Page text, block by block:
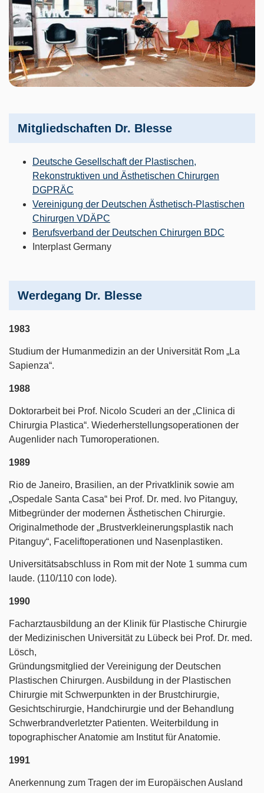
Mitgliedschaften Dr. Blesse
Deutsche Gesellschaft der Plastischen,
Rekonstruktiven und Ästhetischen Chirurgen
DGPRÄC
Vereinigung der Deutschen Ästhetisch-Plastischen
Chirurgen VDÄPC
Berufsverband der Deutschen Chirurgen BDC
Interplast Germany
Werdegang Dr. Blesse
1983
Studium der Humanmedizin an der Universität Rom „La
Sapienza“.
1988
Doktorarbeit bei Prof. Nicolo Scuderi an der „Clinica di
Chirurgia Plastica“. Wiederherstellungsoperationen der
Augenlider nach Tumoroperationen.
1989
Rio de Janeiro, Brasilien, an der Privatklinik sowie am
„Ospedale Santa Casa“ bei Prof. Dr. med. Ivo Pitanguy,
Mitbegründer der modernen Ästhetischen Chirurgie.
Originalmethode der „Brustverkleinerungsplastik nach
Pitanguy“, Faceliftoperationen und Nasenplastiken.
Universitätsabschluss in Rom mit der Note 1 summa cum
laude. (110/110 con lode).
1990
Facharztausbildung an der Klinik für Plastische Chirurgie
der Medizinischen Universität zu Lübeck bei Prof. Dr. med.
Lösch,
Gründungsmitglied der Vereinigung der Deutschen
Plastischen Chirurgen. Ausbildung in der Plastischen
Chirurgie mit Schwerpunkten in der Brustchirurgie,
Gesichtschirurgie, Handchirurgie und der Behandlung
Schwerbrandverletzter Patienten. Weiterbildung in
topographischer Anatomie am Institut für Anatomie.
1991
Anerkennung zum Tragen der im Europäischen Ausland